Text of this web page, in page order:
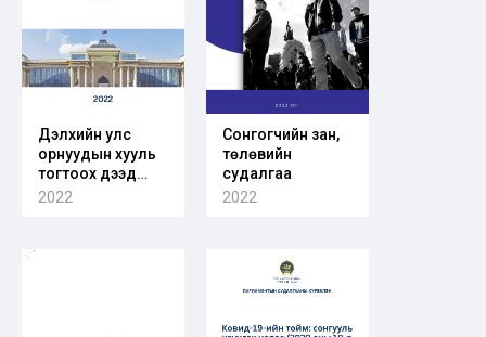
Дэлхийн улс
орнуудын хууль
тогтоох дээд
байгууллагын
2022
Сонгогчийн зан,
төлөвийн
судалгаа
2022